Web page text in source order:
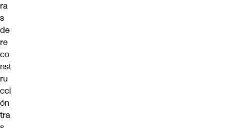
ra
s
de
re
co
nst
ru
cci
ón
tra